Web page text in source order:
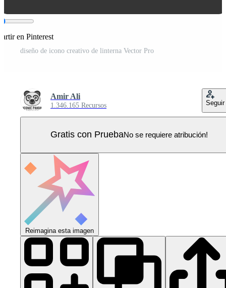
en Pinterest
diseño de icono creativo de linterna Vector Pro
Amir Ali
1.346.165 Recursos Seguir
Gratis con PruebaNo se requiere atribución!
Reimagina esta imagen